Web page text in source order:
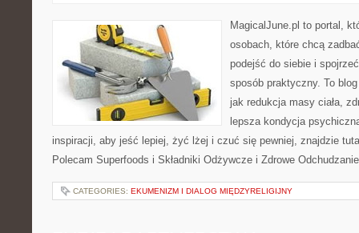
MagicalJune.pl to portal,
osobach, które chcą
podejść do siebie i
sposób praktyczny. To
jak redukcja masy ciała,
lepsza kondycja
inspiracji, aby jeść lepiej, żyć lżej i czuć się pewniej, znajdzie
Polecam Superfoods i Składniki Odżywcze i Zdrowe
CATEGORIES: EKUMENIZM I DIALOG MIĘDZYRELIGIJNY